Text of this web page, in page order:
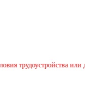
трудоустройства